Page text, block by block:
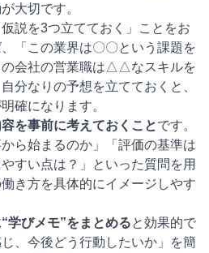
大切です。
説を3つ立てておく」ことをお
「この業界は〇〇という課題を
の会社の営業職は△△なスキルを
分なりの予想を立てておくと、
確になります。
を事前に考えておくことです。
ら始まるのか」「評価の基準は
すい点は？」といった質問を用
き方を具体的にイメージしやす
学びメモ”をまとめると効果的で
、今後どう行動したいか」を簡